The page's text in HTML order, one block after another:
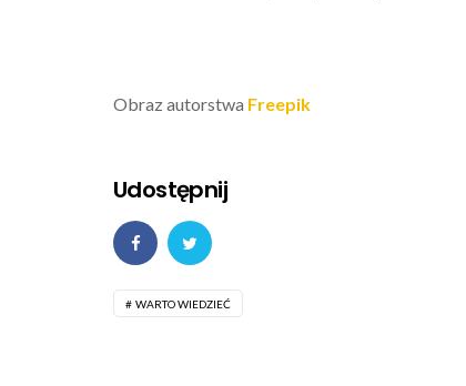
Obraz autorstwa Freepik
Udostępnij
WARTO WIEDZIEĆ